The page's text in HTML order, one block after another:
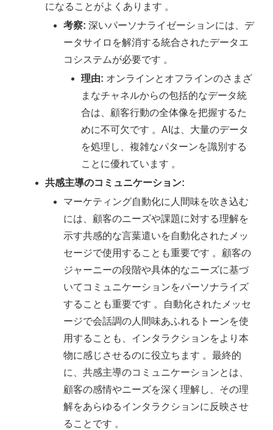
になることがよくあります 。
考察: 深いパーソナライゼーションには、デ
ータサイロを解消する統合されたデータエ
コシステムが必要です 。
理由: オンラインとオフラインのさまざ
まなチャネルからの包括的なデータ統
合は、顧客行動の全体像を把握するた
めに不可欠です 。AIは、大量のデータ
を処理し、複雑なパターンを識別する
ことに優れています 。
共感主導のコミュニケーション:
マーケティング自動化に人間味を吹き込む
には、顧客のニーズや課題に対する理解を
示す共感的な言葉遣いを自動化されたメッ
セージで使用することも重要です 。顧客の
ジャーニーの段階や具体的なニーズに基づ
いてコミュニケーションをパーソナライズ
することも重要です 。自動化されたメッセ
ージで会話調の人間味あふれるトーンを使
用することも、インタラクションをより本
物に感じさせるのに役立ちます 。最終的
に、共感主導のコミュニケーションとは、
顧客の感情やニーズを深く理解し、その理
解をあらゆるインタラクションに反映させ
ることです 。